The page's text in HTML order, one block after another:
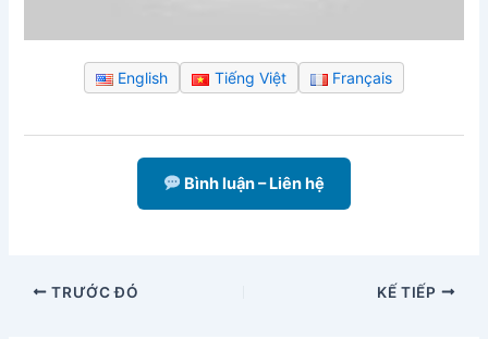
English Tiếng Việt Français
Bình luận – Liên hệ
TRƯỚC ĐÓ KẾ TIẾP